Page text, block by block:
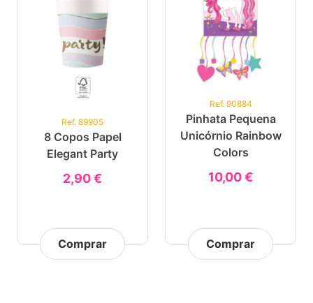
Ref. 89905
8 Copos Papel
Elegant Party
2,90 €
Comprar
Ref. 90884
Pinhata Pequena
Unicórnio Rainbow
Colors
10,00 €
Comprar